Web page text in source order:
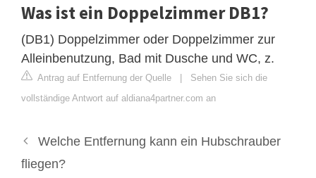
Was ist ein Doppelzimmer DB1?
(DB1) Doppelzimmer oder Doppelzimmer zur
Alleinbenutzung, Bad mit Dusche und WC, z.
Antrag auf Entfernung der Quelle | Sehen Sie sich die
vollständige Antwort auf aldiana4partner.com an
Welche Entfernung kann ein Hubschrauber
fliegen?